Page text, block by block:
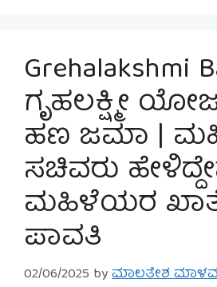
Grehalakshmi
ಗೃಹಲಕ್ಷ್ಮೀ
ಹಣ ಜಮಾ |
ಸಚಿವರು
ಮಹಿಳೆಯರ
ಪಾವತಿ
02/06/2025 byಮಾಲತೇಶ